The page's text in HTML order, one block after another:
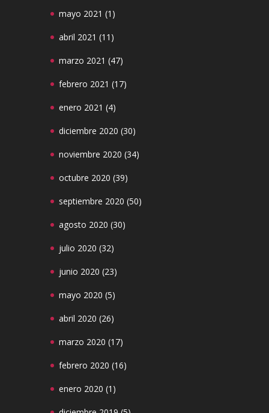
mayo 2021 (1)
abril 2021 (11)
marzo 2021 (47)
febrero 2021 (17)
enero 2021 (4)
diciembre 2020 (30)
noviembre 2020 (34)
octubre 2020 (39)
septiembre 2020 (50)
agosto 2020 (30)
julio 2020 (32)
junio 2020 (23)
mayo 2020 (5)
abril 2020 (26)
marzo 2020 (17)
febrero 2020 (16)
enero 2020 (1)